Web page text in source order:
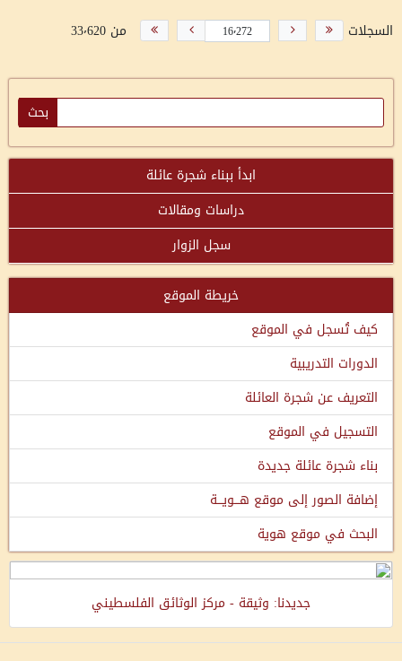
السجلات من 33٬620
ابدأ ببناء شجرة عائلة
دراسات ومقالات
سجل الزوار
خريطة الموقع
كيف تُسجل في الموقع
الدورات التدريبية
التعريف عن شجرة العائلة
التسجيل في الموقع
بناء شجرة عائلة جديدة
إضافة الصور إلى موقع هـــويـــة
البحث في موقع هوية
جديدنا: وثيقة - مركز الوثائق الفلسطيني